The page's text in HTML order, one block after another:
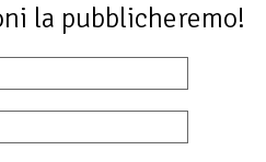
la pubblicheremo!